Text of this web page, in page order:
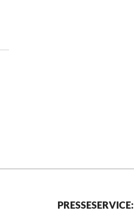
PRESSESERVICE: